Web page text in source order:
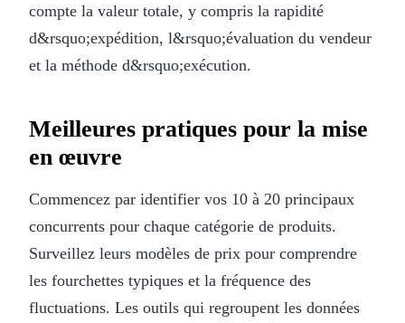
compte la valeur totale, y compris la rapidité
d&rsquo;expédition, l&rsquo;évaluation du vendeur
et la méthode d&rsquo;exécution.
Meilleures pratiques pour la mise
en œuvre
Commencez par identifier vos 10 à 20 principaux
concurrents pour chaque catégorie de produits.
Surveillez leurs modèles de prix pour comprendre
les fourchettes typiques et la fréquence des
fluctuations. Les outils qui regroupent les données